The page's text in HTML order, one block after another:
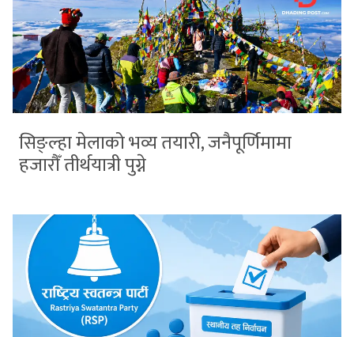
सिङ्ल्हा मेलाको भव्य तयारी, जनैपूर्णिमामा
हजारौँ तीर्थयात्री पुग्ने